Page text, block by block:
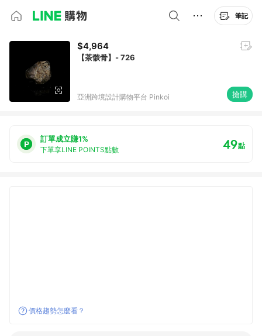
筆記
$4,964
【茶骸骨】- 726
亞洲跨境設計購物平台 Pinkoi 搶購
訂單成立賺1%
下單享LINE POINTS點數 49點
價格趨勢怎麼看？